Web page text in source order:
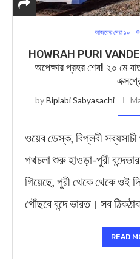
আজকের সেরা ১০
HOWRAH PURI
অপেক্ষার প্রহর শেষ! ২০ মে
byBiplabi Sabyasachi
ওয়েব ডেস্ক, বিপ্লবী
পথচলা শুরু হাওড়া-পুরী
গিয়েছে, পুরী থেকে থেকে ওই
পৌঁছবে বন্দে ভারত। সব
READ